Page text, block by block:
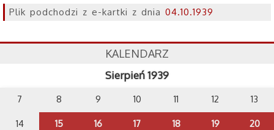
Plik podchodzi z e-kartki z dnia 04.10.1939
KALENDARZ
Sierpień 1939
7 8 9 10 11 12 13
14 15 16 17 18 19 20